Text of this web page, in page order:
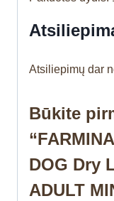
Atsiliepimų dar
Būkite
DOG Dry
ADULT